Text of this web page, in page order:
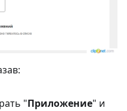
"Приложение" и